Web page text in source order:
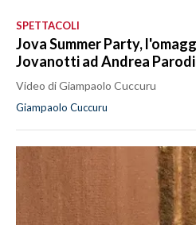
SPETTACOLI
Jova Summer Party,
Jovanotti ad Andrea Parodi
Video di Giampaolo Cuccuru
Giampaolo Cuccuru